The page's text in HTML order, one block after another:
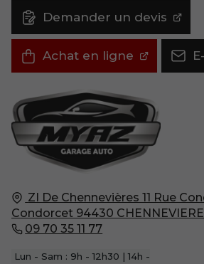
ZI De Chennevières 11 Rue
Condorcet 94430
09 70 35 11 77
Lun - Sam : 9h - 12h30 | 14h -
Demander un devis
Achat en ligne